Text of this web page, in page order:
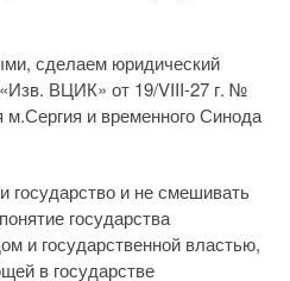
сделаем юридический
ВЦИК» от 19/VIII-27 г. №
и временного Синода
государство и не смешивать
государства
и государственной властью,
в государстве